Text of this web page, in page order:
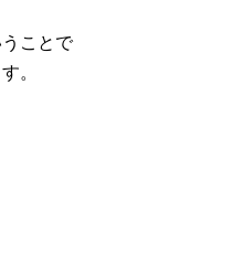
ことで
。